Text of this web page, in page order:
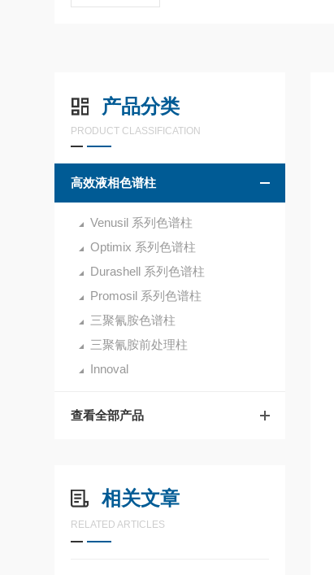
产品分类
PRODUCT CLASSIFICATION
高效液相色谱柱
Venusil 系列色谱柱
Optimix 系列色谱柱
Durashell 系列色谱柱
Promosil 系列色谱柱
三聚氰胺色谱柱
三聚氰胺前处理柱
Innoval
查看全部产品
相关文章
RELATED ARTICLES